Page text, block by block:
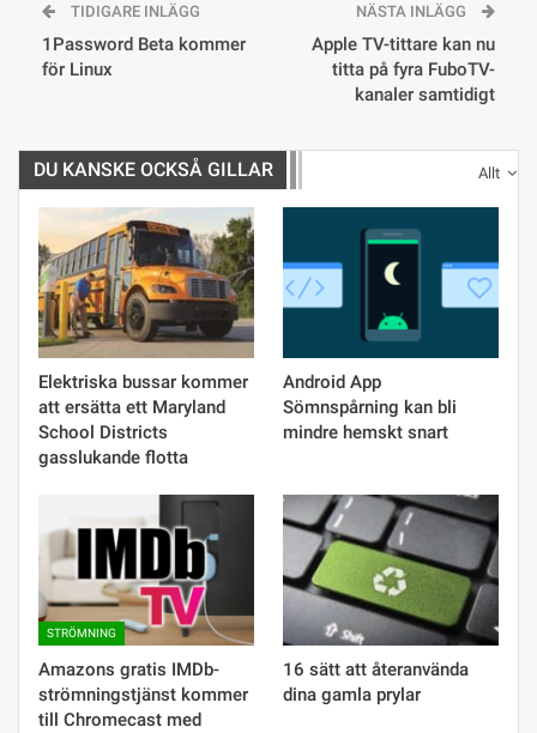
TIDIGARE INLÄGG
1Password Beta kommer
för Linux
NÄSTA INLÄGG
Apple TV-tittare kan nu
titta på fyra FuboTV-
kanaler samtidigt
Allt
DU KANSKE OCKSÅ GILLAR
Elektriska bussar kommer
att ersätta ett Maryland
School Districts
gasslukande flotta
Android App
Sömnspårning kan bli
mindre hemskt snart
STRÖMNING
Amazons gratis IMDb-
strömningstjänst kommer
till Chromecast med
16 sätt att återanvända
dina gamla prylar